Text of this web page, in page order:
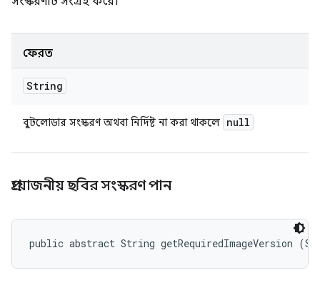
ফেরত
String
বুটলোডার সংস্করণ অথবা নির্দিষ্ট না করা থাকলে null
প্রয়োজনীয় ছবির সংস্করণ পান
public abstract String getRequiredImageVersion